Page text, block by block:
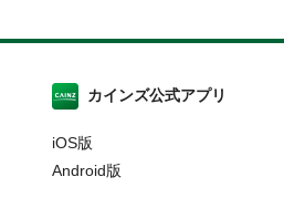
カインズ公式アプリ
iOS版
Android版